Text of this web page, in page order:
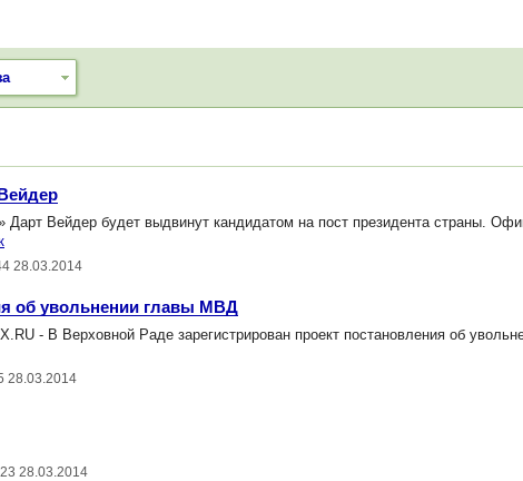
Вейдер будет выдвинут кандидатом на пост президента страны.
28.03.2014
об увольнении главы МВД
- В Верховной Раде зарегистрирован проект постановления об
28.03.2014
28.03.2014